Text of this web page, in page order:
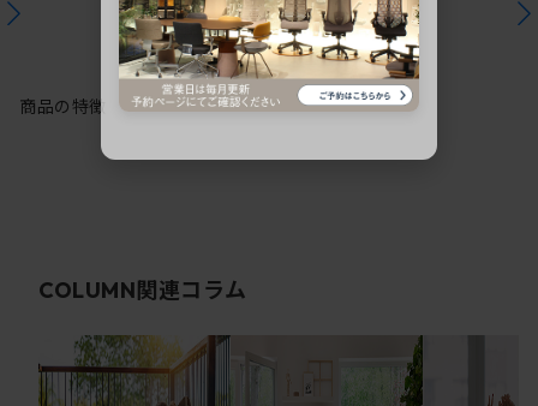
商品の特徴
COLUMN関連コラム